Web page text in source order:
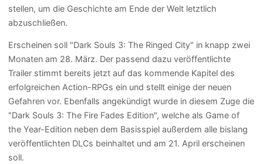
stellen, um die Geschichte am Ende der Welt letztlich
abzuschließen.
Erscheinen soll "Dark Souls 3: The Ringed City" in knapp zwei
Monaten am 28. März. Der passend dazu veröffentlichte
Trailer stimmt bereits jetzt auf das kommende Kapitel des
erfolgreichen Action-RPGs ein und stellt einige der neuen
Gefahren vor. Ebenfalls angekündigt wurde in diesem Zuge die
"Dark Souls 3: The Fire Fades Edition", welche als Game of
the Year-Edition neben dem Basisspiel außerdem alle bislang
veröffentlichten DLCs beinhaltet und am 21. April erscheinen
soll.